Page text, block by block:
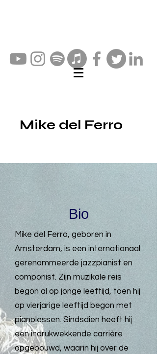
Mike del Ferro
Bio
Mike del Ferro, geboren in
Amsterdam, is een internationaal
gerenommeerde jazzpianist en
componist. Zijn muzikale reis
begon al op jonge leeftijd, toen hij
op vierjarige leeftijd begon met
pianolessen. Sindsdien heeft hij
een indrukwekkende carrière
opgebouwd, waarin hij over de